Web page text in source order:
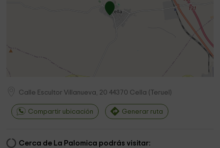
Calle Escultor Villanueva, 20 44370 Cella ( Teruel )
Compartir ubicación Generar ruta
Cerca de La Palomica podrás visitar: